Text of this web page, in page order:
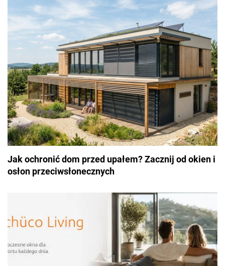
Jak ochronić dom przed upałem? Zacznij od okien i
osłon przeciwsłonecznych